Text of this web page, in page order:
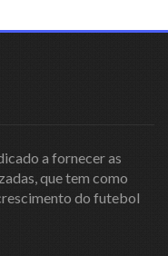
a fornecer as
que tem como
do futebol